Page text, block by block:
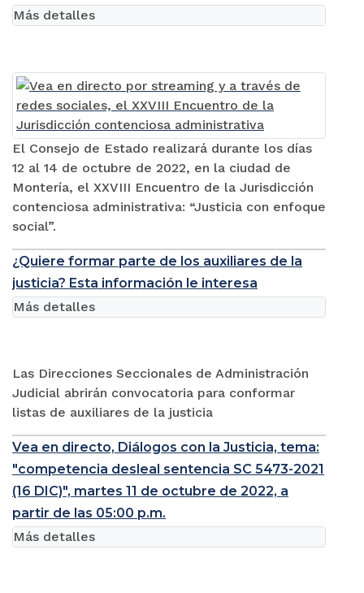
El Consejo de Estado realizará durante los días
12 al 14 de octubre de 2022, en la ciudad de
Montería, el XXVIII Encuentro de la Jurisdicción
contenciosa administrativa: “Justicia con enfoque
social”.
Más detalles
¿Quiere formar parte de los auxiliares de la
justicia? Esta información le interesa
Las Direcciones Seccionales de Administración
Judicial abrirán convocatoria para conformar
listas de auxiliares de la justicia
Más detalles
Vea en directo, Diálogos con la Justicia, tema:
"competencia desleal sentencia SC 5473-2021
(16 DIC)", martes 11 de octubre de 2022, a
partir de las 05:00 p.m.
Más detalles